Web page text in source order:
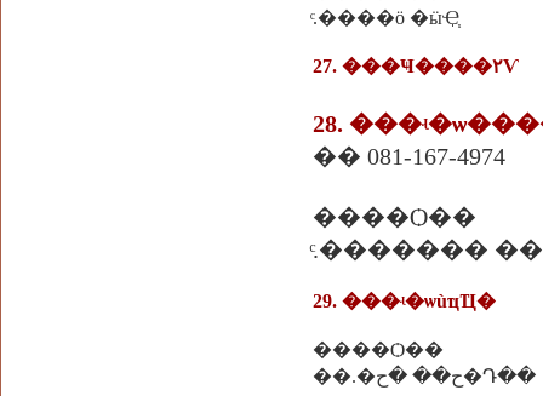
ͨ.����ö �ӹҾ֧
27. ���Ҹ����٢Ѵ
28.
�� 081-167-4974
����Ѻ��
ͨ.�������
29. ���ʵ�ѡùҵҴ�
����Ѻ��
��.�ح�� �ح�Դ��